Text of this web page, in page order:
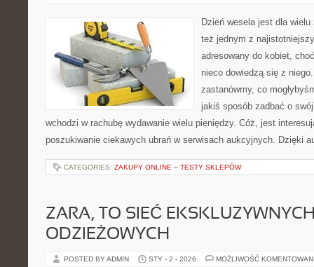
Dzień wesela jest dla
też jednym z
adresowany do kobiet,
nieco dowiedzą się z
zastanówmy, co
jakiś sposób zadbać o
wchodzi w rachubę wydawanie wielu pieniędzy. Cóż, jest
poszukiwanie ciekawych ubrań w serwisach aukcyjnych. Dzięki
CATEGORIES: ZAKUPY ONLINE – TESTY SKLEPÓW
ZARA, TO SIEĆ
ODZIEŻOWYCH
POSTED BY ADMIN STY - 2 - 2026 MOŻLIWOŚĆ